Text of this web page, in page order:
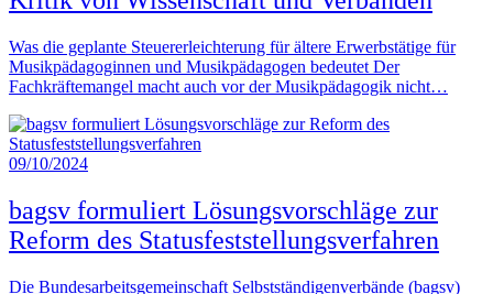
Was die geplante Steuererleichterung für ältere Erwerbstätige für
Musikpädagoginnen und Musikpädagogen bedeutet Der
Fachkräftemangel macht auch vor der Musikpädagogik nicht…
09/10/2024
bagsv formuliert Lösungsvorschläge zur
Reform des Statusfeststellungsverfahren
Die Bundesarbeitsgemeinschaft Selbstständigenverbände (bagsv)